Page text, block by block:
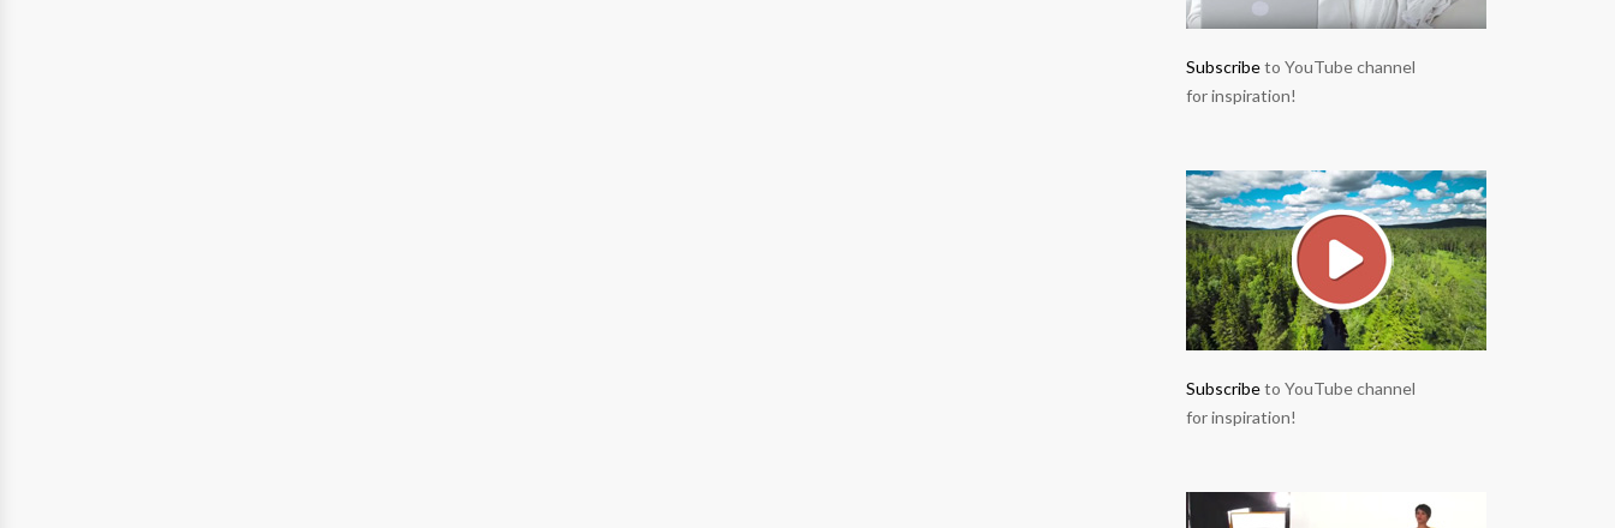
Subscribeto YouTube channel
for inspiration!
Subscribeto YouTube channel
for inspiration!